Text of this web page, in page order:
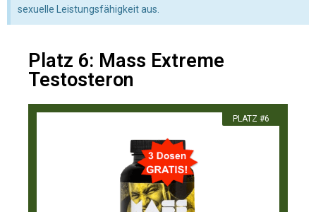
sexuelle Leistungsfähigkeit aus.
Platz 6: Mass Extreme
Testosteron
PLATZ #6